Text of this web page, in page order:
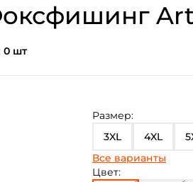
0 шт
Размер:
3XL
4XL
2XL L
Все варианты
Цвет: